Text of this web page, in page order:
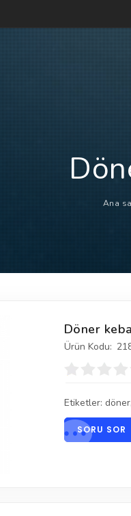
Ana
Döner
Ürün Kodu:
Etiketler: döner,
SORU SOR